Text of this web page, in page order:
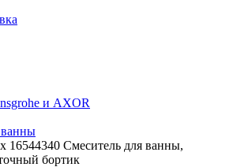
и AXOR
16544340 Смеситель для ванны,
бортик